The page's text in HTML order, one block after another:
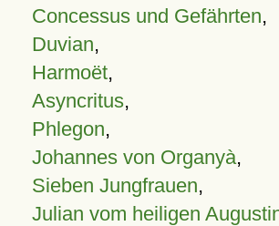
Concessus und Gefährten,
Duvian,
Harmoët,
Asyncritus,
Phlegon,
Johannes von Organyà,
Sieben Jungfrauen,
Julian vom heiligen